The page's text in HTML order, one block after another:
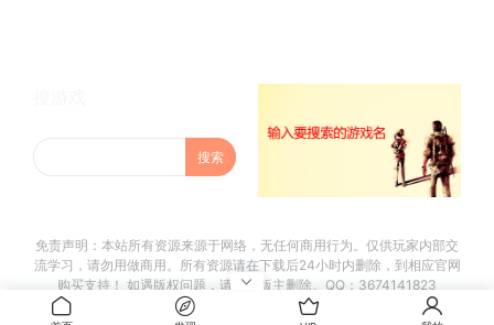
免责声明：本站所有资源来源于网络，无任何商用行为。仅供玩家内部交
流学习，请勿用做商用。所有资源请在下载后24小时内删除，到相应官网
购买支持！ 如遇版权问题，请联系版主删除。QQ：3674141823